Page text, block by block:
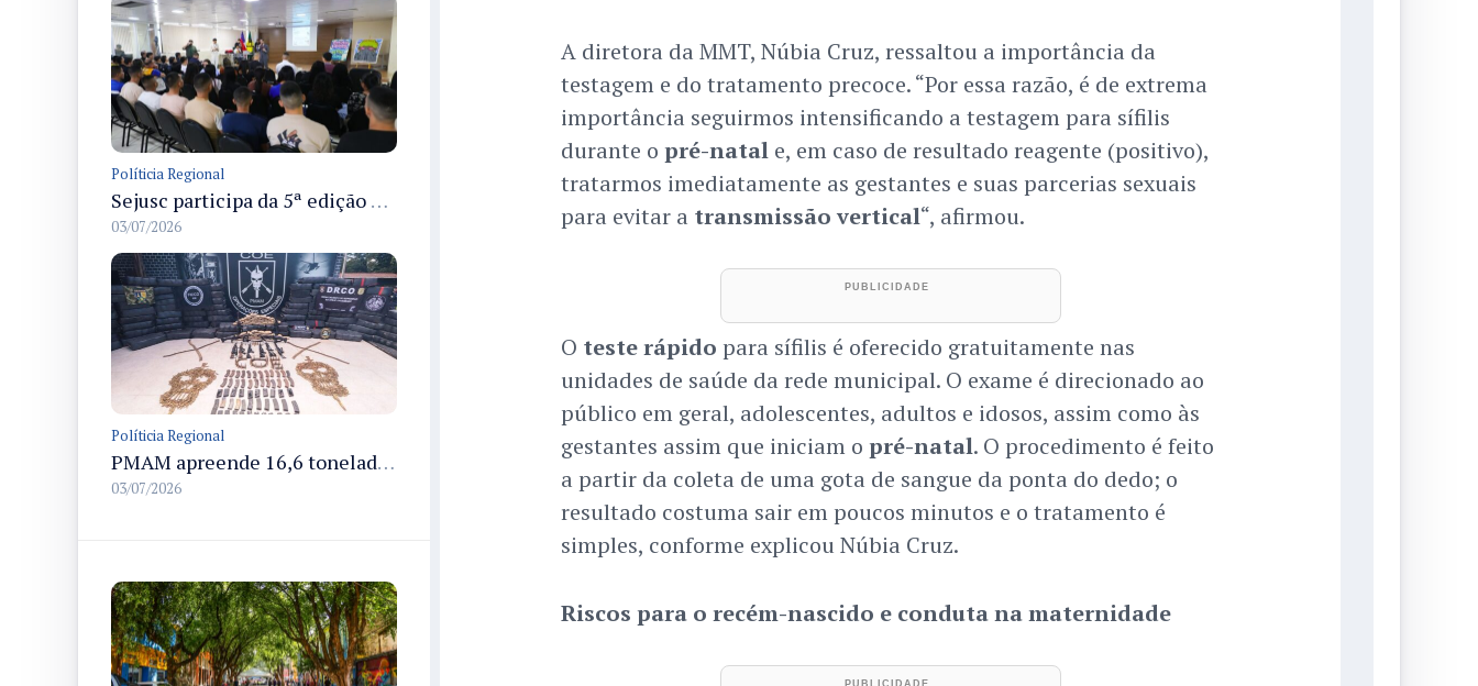
Políticia Regional
Sejusc participa da 5ª edição do Caminhos Literários com foco na cultura hip-hop nas unidades socioeducativas
03/07/2026
Políticia Regional
PMAM apreende 16,6 toneladas de entorpecentes e registra aumento nas prisões em flagrante e nas capturas de foragidos no primeiro semestre de 2026
03/07/2026
A diretora da MMT, Núbia Cruz, ressaltou a importância da
testagem e do tratamento precoce. “Por essa razão, é de extrema
importância seguirmos intensificando a testagem para sífilis
durante o pré-natale, em caso de resultado reagente (positivo),
tratarmos imediatamente as gestantes e suas parcerias sexuais
para evitar a transmissão vertical“, afirmou.
O teste rápido para sífilis é oferecido gratuitamente nas
unidades de saúde da rede municipal. O exame é direcionado ao
público em geral, adolescentes, adultos e idosos, assim como às
gestantes assim que iniciam o pré-natal. O procedimento é feito
a partir da coleta de uma gota de sangue da ponta do dedo; o
resultado costuma sair em poucos minutos e o tratamento é
simples, conforme explicou Núbia Cruz.
Riscos para o recém-nascido e conduta na maternidade